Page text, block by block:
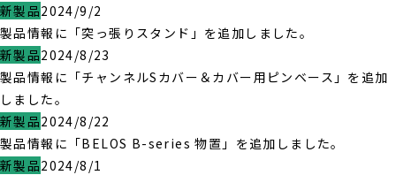
新製品2024/9/2
製品情報に「突っ張りスタンド」を追加しました。
新製品2024/8/23
製品情報に「チャンネルSカバー＆カバー用ピンベース」を追加
しました。
新製品2024/8/22
製品情報に「BELOS B-series 物置」を追加しました。
新製品2024/8/1